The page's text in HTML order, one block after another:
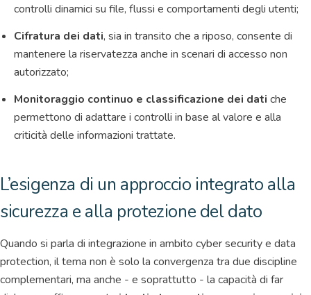
controlli dinamici su file, flussi e comportamenti degli utenti;
Cifratura dei dati, sia in transito che a riposo, consente di
mantenere la riservatezza anche in scenari di accesso non
autorizzato;
Monitoraggio continuo e classificazione dei dati che
permettono di adattare i controlli in base al valore e alla
criticità delle informazioni trattate.
L’esigenza di un approccio integrato alla
sicurezza e alla protezione del dato
Quando si parla di integrazione in ambito cyber security e data
protection, il tema non è solo la convergenza tra due discipline
complementari, ma anche - e soprattutto - la capacità di far